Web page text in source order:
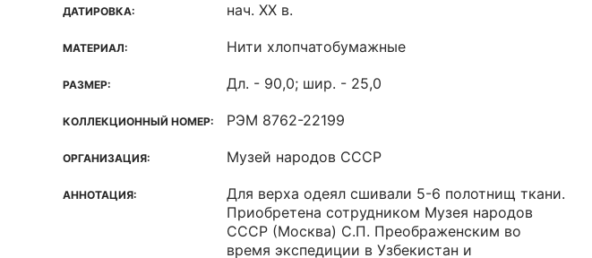
ДАТИРОВКА: нач. XX в.
МАТЕРИАЛ: Нити хлопчатобумажные
РАЗМЕР: Дл. - 90,0; шир. - 25,0
КОЛЛЕКЦИОННЫЙ НОМЕР: РЭМ 8762-22199
ОРГАНИЗАЦИЯ: Музей народов СССР
АННОТАЦИЯ:
Для верха одеял сшивали 5-6 полотнищ ткани.
Приобретена сотрудником Музея народов
СССР (Москва) С.П. Преображенским во
время экспедиции в Узбекистан и